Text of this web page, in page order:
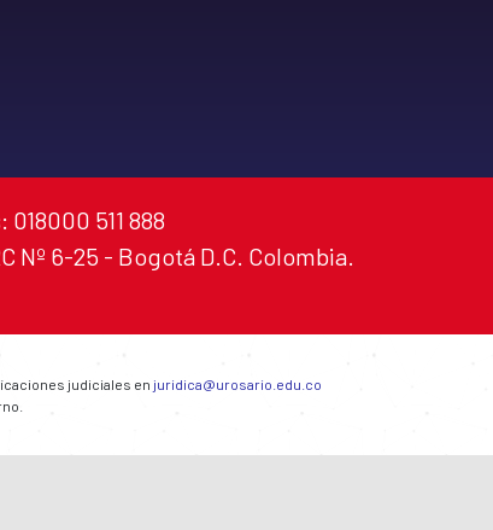
511 888
Nº 6-25 - Bogotá D.C. Colombia.
judiciales en juridica@urosario.edu.co